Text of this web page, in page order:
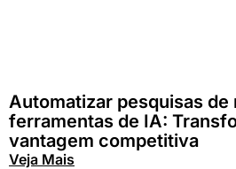
Automatizar pesquisas de
ferramentas de IA:
vantagem competitiva
Veja Mais